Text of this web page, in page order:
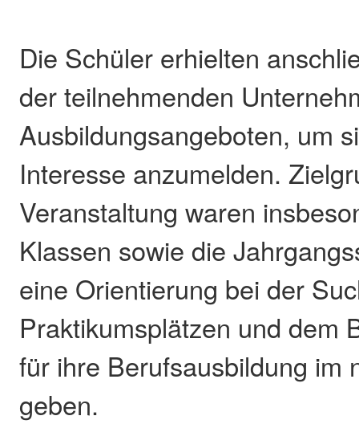
Die Schüler erhielten
der teilnehmenden
Ausbildungsangeboten, um
Interesse anzumelden.
Veranstaltung waren
Klassen sowie die
eine Orientierung bei der
Praktikumsplätzen und dem
für ihre Berufsausbildung im
geben.